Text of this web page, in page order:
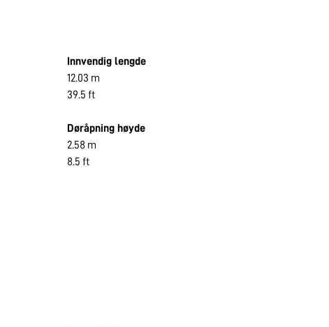
Innvendig lengde
12.03 m
39.5 ft
Døråpning høyde
2.58 m
8.5 ft